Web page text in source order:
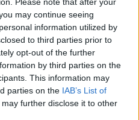
may continue seeing
information utilized by
to third parties prior to
opt-out of the further
by third parties on the
This information may
parties on the IAB’s List of
may further disclose it to other
Isabelle Caro, malata
2010.
nei prossimi giorni la